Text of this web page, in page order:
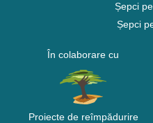
Șepci
Șepci
În colaborare cu
Proiecte de reîmpădurire